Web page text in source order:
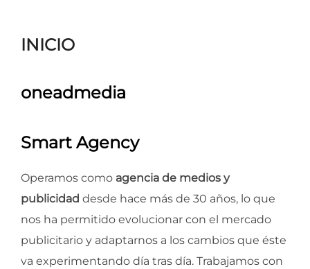
INICIO
oneadmedia
Smart Agency
Operamos como agencia de medios y
publicidad desde hace más de 30 años, lo que
nos ha permitido evolucionar con el mercado
publicitario y adaptarnos a los cambios que éste
va experimentando día tras día. Trabajamos con